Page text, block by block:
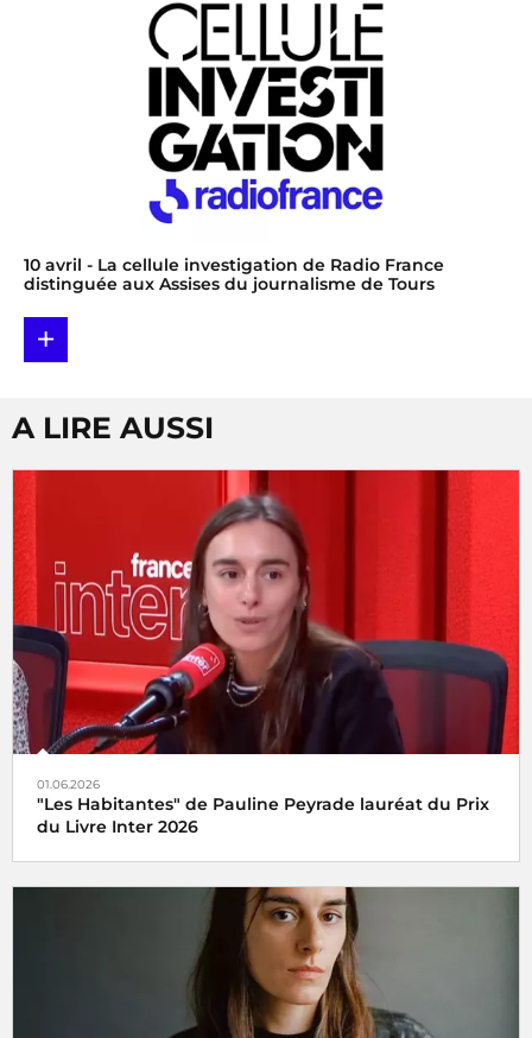
10 avril - La cellule investigation de Radio France
distinguée aux Assises du journalisme de Tours
+
A LIRE AUSSI
01.06.2026
"Les Habitantes" de Pauline Peyrade lauréat du Prix
du Livre Inter 2026